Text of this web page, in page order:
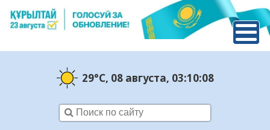
29°C, 08 августа, 03:10:09